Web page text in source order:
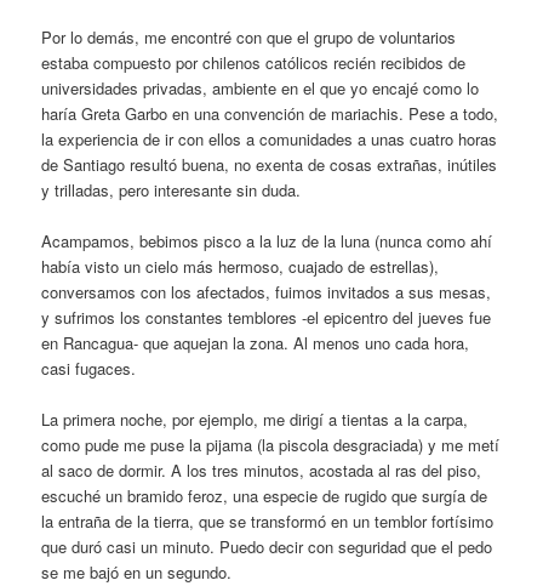
Por lo demás, me encontré con que el grupo de voluntarios
estaba compuesto por chilenos católicos recién recibidos de
universidades privadas, ambiente en el que yo encajé como lo
haría Greta Garbo en una convención de mariachis. Pese a todo,
la experiencia de ir con ellos a comunidades a unas cuatro horas
de Santiago resultó buena, no exenta de cosas extrañas, inútiles
y trilladas, pero interesante sin duda.
Acampamos, bebimos pisco a la luz de la luna (nunca como ahí
había visto un cielo más hermoso, cuajado de estrellas),
conversamos con los afectados, fuimos invitados a sus mesas,
y sufrimos los constantes temblores -el epicentro del jueves fue
en Rancagua- que aquejan la zona. Al menos uno cada hora,
casi fugaces.
La primera noche, por ejemplo, me dirigí a tientas a la carpa,
como pude me puse la pijama (la piscola desgraciada) y me metí
al saco de dormir. A los tres minutos, acostada al ras del piso,
escuché un bramido feroz, una especie de rugido que surgía de
la entraña de la tierra, que se transformó en un temblor fortísimo
que duró casi un minuto. Puedo decir con seguridad que el pedo
se me bajó en un segundo.